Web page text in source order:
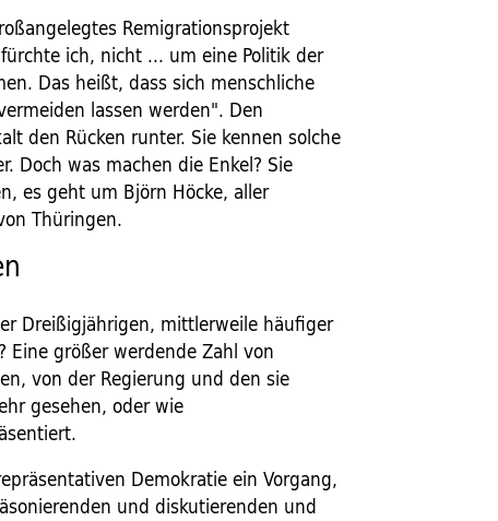
Remigrationsprojekt
ich, nicht ... um eine Politik der
Das heißt, dass sich menschliche
lassen werden". Den
den Rücken runter. Sie kennen solche
Doch was machen die Enkel? Sie
es geht um Björn Höcke, aller
Thüringen.
Dreißigjährigen, mittlerweile häufiger
Eine größer werdende Zahl von
von der Regierung und den sie
gesehen, oder wie
Demokratie ein Vorgang,
und diskutierenden und